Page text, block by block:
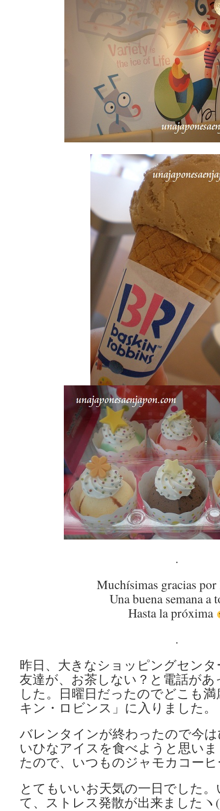
.
Muchísimas gracias por
Una buena semana a
Hasta la próxima
.
昨日、大きなショッピングセン
友達が、お茶しない？と電話が
した。日曜日だったのでどこも
キン・ロビンス」に入りました。
バレンタインが終わったので今
いひなアイスを食べようと思い
たので、いつものジャモカコー
とてもいいお天気の一日でした
て、ストレス発散が出来ましたヽ